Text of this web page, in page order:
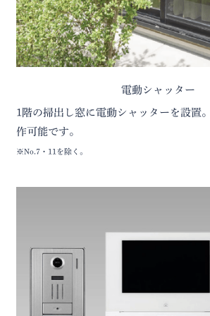
電動シャッター
1階の掃出し窓に電動シャッターを設置
作可能です。
※No.7・11を除く。